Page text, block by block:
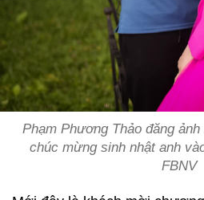
Phạm Phương Thảo đăng
chúc mừng sinh nhật anh
FBNV